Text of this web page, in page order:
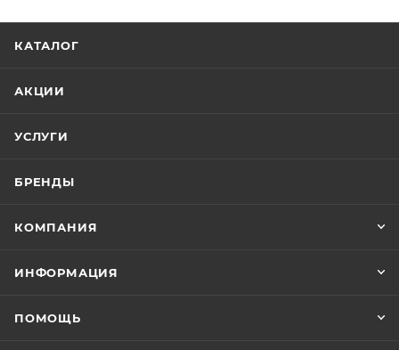
КАТАЛОГ
АКЦИИ
УСЛУГИ
БРЕНДЫ
КОМПАНИЯ
ИНФОРМАЦИЯ
ПОМОЩЬ